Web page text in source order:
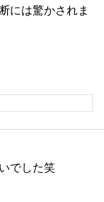
には驚かされま
でした笑